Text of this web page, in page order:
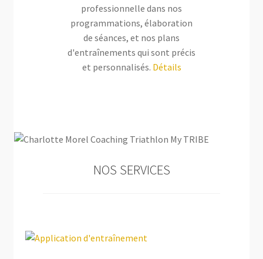
professionnelle dans nos
programmations, élaboration
de séances, et nos plans
d'entraînements qui sont précis
et personnalisés. Détails
NOS SERVICES